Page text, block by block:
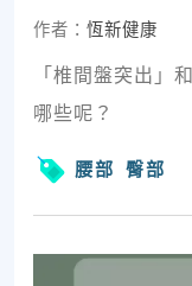
作者： 恆新健康
「椎間盤突出」
哪些呢？
腰部 臀部